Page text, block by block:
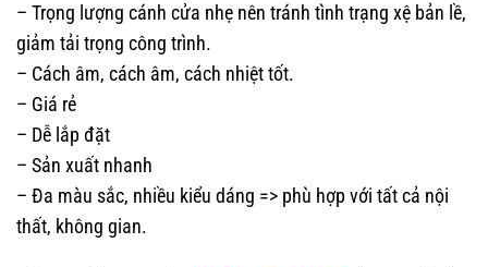
– Trọng lượng cánh cửa nhẹ nên tránh tình trạng xệ bản lề,
giảm tải trọng công trình.
– Cách âm, cách âm, cách nhiệt tốt.
– Giá rẻ
– Dễ lắp đặt
– Sản xuất nhanh
– Đa màu sắc, nhiều kiểu dáng => phù hợp với tất cả nội
thất, không gian.